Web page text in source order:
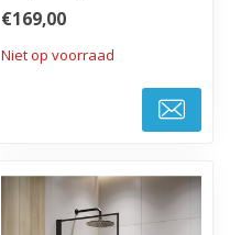
te draai...
€169,00
Niet op voorraad